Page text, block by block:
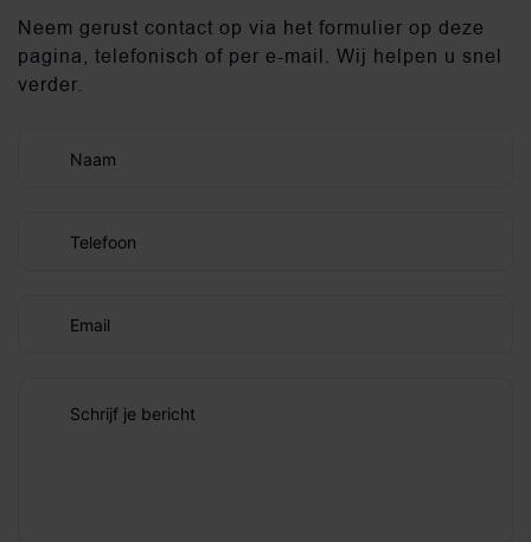
Neem gerust contact op via het formulier op deze
pagina, telefonisch of per e-mail. Wij helpen u snel
verder.
Naam
Telefoon
Email
Schrijf je bericht